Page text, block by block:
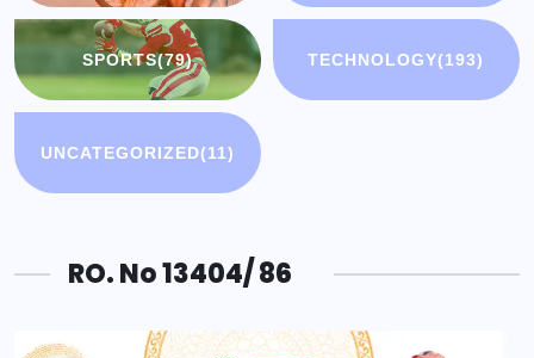
SPORTS(79) TECHNOLOGY(193)
UNCATEGORIZED(11)
RO. No 13404/ 86